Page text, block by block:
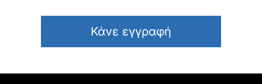
Κάνε εγγραφή